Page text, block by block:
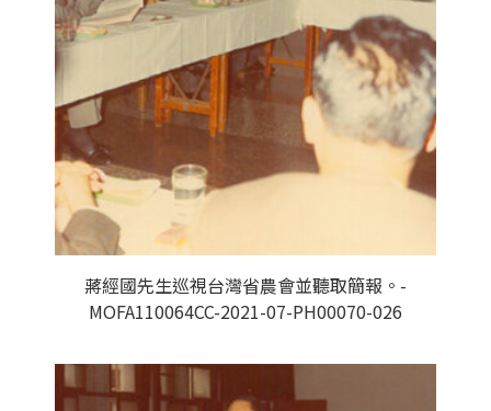
蔣經國先生巡視台灣省農會並聽取簡報。-
MOFA110064CC-2021-07-PH00070-026